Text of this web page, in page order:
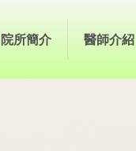
院所簡介 醫師介紹